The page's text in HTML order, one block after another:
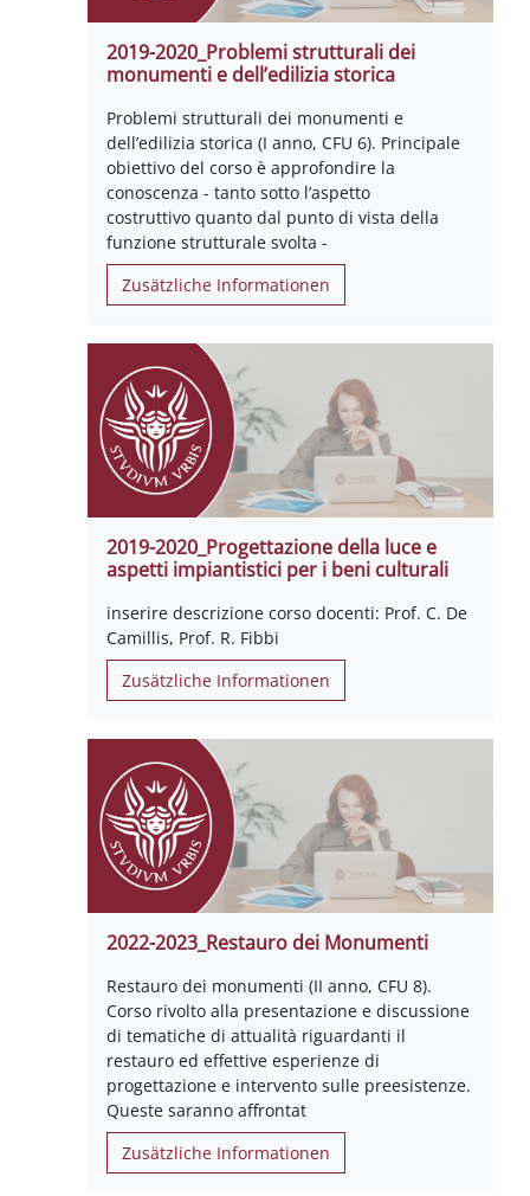
2019-2020_Problemi strutturali dei
monumenti e dell’edilizia storica
Problemi strutturali dei monumenti e
dell’edilizia storica (I anno, CFU 6). Principale
obiettivo del corso è approfondire la
conoscenza - tanto sotto l’aspetto
costruttivo quanto dal punto di vista della
funzione strutturale svolta -
Zusätzliche Informationen
2019-2020_Progettazione della luce e
aspetti impiantistici per i beni culturali
inserire descrizione corso docenti: Prof. C. De
Camillis, Prof. R. Fibbi
Zusätzliche Informationen
2022-2023_Restauro dei Monumenti
Restauro dei monumenti (II anno, CFU 8).
Corso rivolto alla presentazione e discussione
di tematiche di attualità riguardanti il
restauro ed effettive esperienze di
progettazione e intervento sulle preesistenze.
Queste saranno affrontat
Zusätzliche Informationen